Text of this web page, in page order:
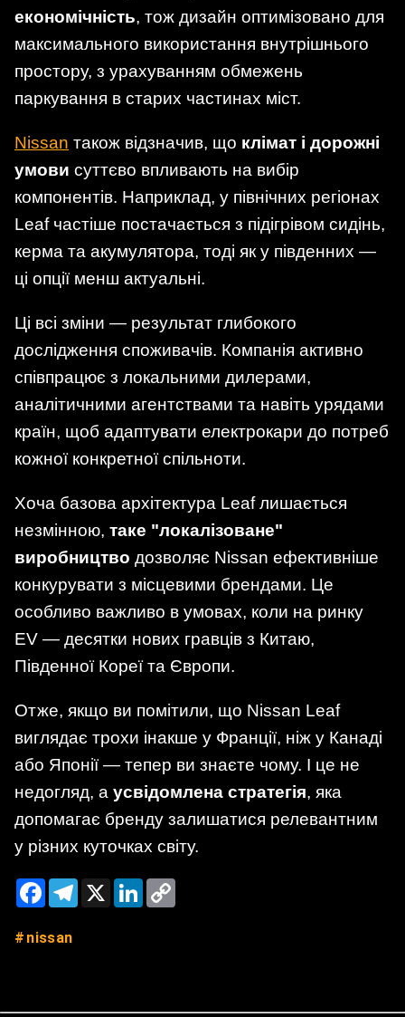
економічність, тож дизайн оптимізовано для
максимального використання внутрішнього
простору, з урахуванням обмежень
паркування в старих частинах міст.
Nissan також відзначив, що клімат і дорожні
умови суттєво впливають на вибір
компонентів. Наприклад, у північних регіонах
Leaf частіше постачається з підігрівом сидінь,
керма та акумулятора, тоді як у південних —
ці опції менш актуальні.
Ці всі зміни — результат глибокого
дослідження споживачів. Компанія активно
співпрацює з локальними дилерами,
аналітичними агентствами та навіть урядами
країн, щоб адаптувати електрокари до потреб
кожної конкретної спільноти.
Хоча базова архітектура Leaf лишається
незмінною, таке "локалізоване"
виробництво дозволяє Nissan ефективніше
конкурувати з місцевими брендами. Це
особливо важливо в умовах, коли на ринку
EV — десятки нових гравців з Китаю,
Південної Кореї та Європи.
Отже, якщо ви помітили, що Nissan Leaf
виглядає трохи інакше у Франції, ніж у Канаді
або Японії — тепер ви знаєте чому. І це не
недогляд, а усвідомлена стратегія, яка
допомагає бренду залишатися релевантним
у різних куточках світу.
FacebookTelegram
X LinkedIn
nissan